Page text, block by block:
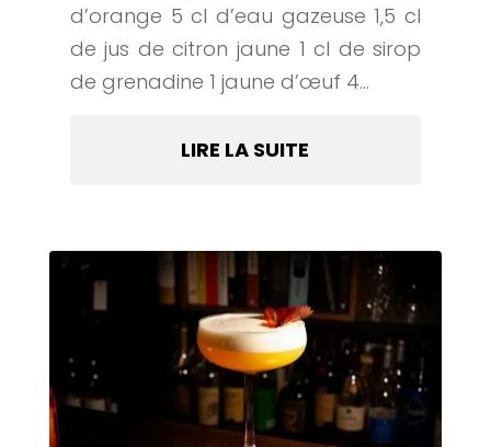
d’orange 5 cl d’eau gazeuse 1,5 cl
de jus de citron jaune 1 cl de sirop
de grenadine 1 jaune d’œuf 4...
LIRE LA SUITE